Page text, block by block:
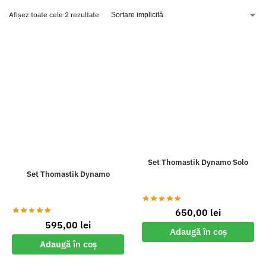
Afișez toate cele 2 rezultate
Set Thomastik Dynamo
595,00 lei
Adaugă în coș
Set Thomastik Dynamo Solo
650,00 lei
Adaugă în coș